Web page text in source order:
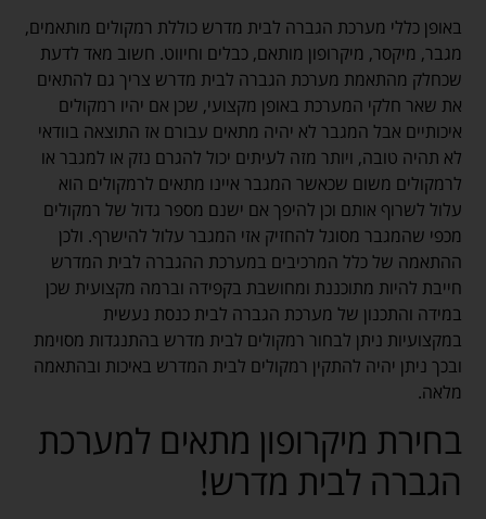
באופן כללי מערכת הגברה לבית מדרש כוללת רמקולים מותאמים,
מגבר, מיקסר, מיקרופון מותאם, כבלים וחיווט. חשוב מאד לדעת
שכחלק מהתאמת מערכת הגברה לבית מדרש צריך גם להתאים
את שאר חלקי המערכת באופן מקצועי, שכן אם יהיו רמקולים
איכותיים אבל המגבר לא יהיה מתאים עבורם אז התוצאה בוודאי
לא תהיה טובה, ויותר מזה לעיתים יכול להגרם נזק או למגבר או
לרמקולים משום שכאשר המגבר איינו מתאים לרמקולים הוא
עלול לשרוף אותם וכן להיפך אם ישנם מספר גדול של רמקולים
מכפי שהמגבר מסוגל להחזיק אזי המגבר עלול להישרף. ולכן
ההתאמה של כלל המרכיבים במערכת ההגברה לבית המדרש
חייבת להיות מתוכננת ומחושבת בקפידה וברמה מקצועית שכן
במידה והתכנון של מערכת הגברה לבית כנסת נעשית
במקצועיות ניתן לבחור רמקולים לבית מדרש בהתנגדות מסוימת
ובכך ניתן יהיה להתקין רמקולים לבית המדרש באיכות ובהתאמה
מלאה.
בחירת מיקרופון מתאים למערכת
הגברה לבית מדרש!